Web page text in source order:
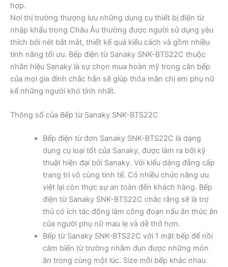
hợp.
Nơi thị trường thượng lưu những dụng cụ thiết bị điện từ
nhập khẩu trong Châu Âu thường được người sử dụng yêu
thích bởi nét bắt mắt, thiết kế quá kiểu cách và gồm nhiều
tính năng tối ưu. Bếp điện từ Sanaky SNK-BTS22C thuộc
nhãn hiệu Sanaky là sự chọn mua hoàn mỹ trong căn bếp
của mọi gia đình chắc hẳn sẽ giúp thỏa mãn chị em phụ nữ
kể những người khó tính nhất.
Thông số của Bếp từ Sanaky SNK-BTS22C
Bếp điện từ đơn Sanaky SNK-BTS22C là dạng
dụng cụ loại tốt của Sanaky, được làm ra bởi kỹ
thuật hiện đại bởi Sanaky. Với kiểu dáng đẳng cấp
trang trí vô cùng tinh tế. Có nhiều chức năng ưu
việt lại còn thực sự an toàn đến khách hàng. Bếp
điện từ Sanaky SNK-BTS22C chắc rằng sẽ là trợ
thủ có ích tác động làm công đoạn nấu ăn thức ăn
của người phụ nữ mau lẹ và dễ thở hơn.
Bếp từ Sanaky SNK-BTS22C với 1 mặt bếp để nồi
cảm biến từ trường nhằm đun được những món
ăn trong cùng một lúc. Size mỗi bếp khác nhau